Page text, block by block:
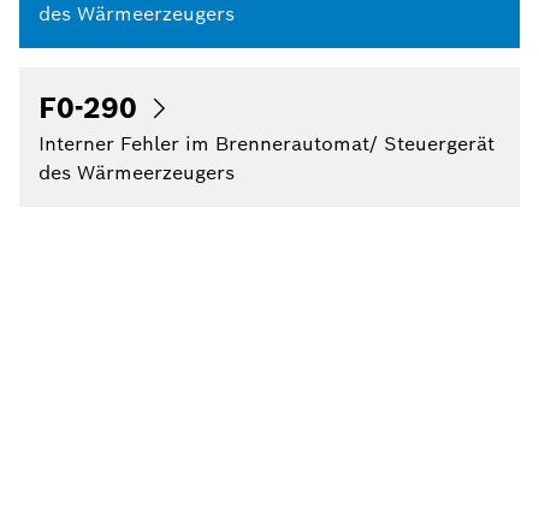
des Wärmeerzeugers
F0-290
Interner Fehler im Brennerautomat/ Steuergerät
des Wärmeerzeugers